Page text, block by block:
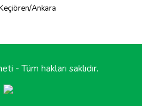
Ankara
- Tüm hakları saklıdır.